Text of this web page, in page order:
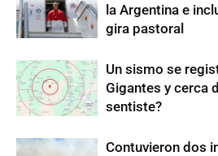
la Argentina e
gira pastoral
Un sismo se
Gigantes y cerca
sentiste?
Contuvieron dos